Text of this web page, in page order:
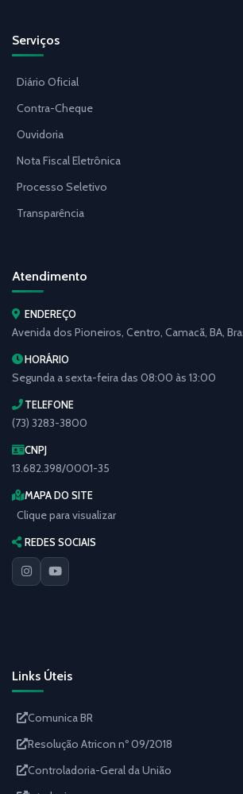
Serviços
Diário Oficial
Contra-Cheque
Ouvidoria
Nota Fiscal Eletrônica
Processo Seletivo
Transparência
Atendimento
ENDEREÇO
Avenida dos Pioneiros, Centro, Camacã, BA,
HORÁRIO
Segunda a sexta-feira das 08:00 às 13:00
TELEFONE
(73) 3283-3800
CNPJ
13.682.398/0001-35
MAPA DO SITE
Clique para visualizar
REDES SOCIAIS
Links Úteis
Comunica BR
Resolução Atricon nº 09/2018
Controladoria-Geral da União